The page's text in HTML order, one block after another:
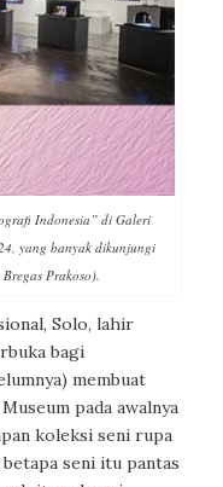
Indonesia” di Galeri
yang banyak dikunjungi
Prakoso).
Solo, lahir
bagi
membuat
pada awalnya
koleksi seni rupa
seni itu pantas